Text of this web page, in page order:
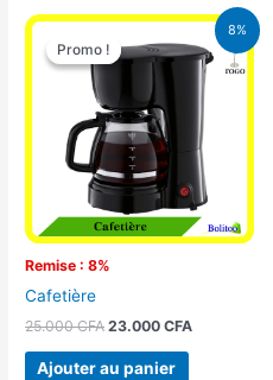
8%
Promo !
Remise : 8%
Promo !
Cafetière
25.000CFA
Le
prix
initial
25.000 CFA.
23.000CFA
Le
prix
actuel
est :
23.000 CFA.
Ajouter au panier